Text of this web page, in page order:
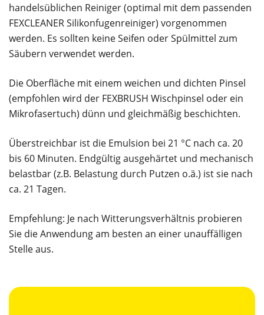
handelsüblichen Reiniger (optimal mit dem passenden
FEXCLEANER Silikonfugenreiniger) vorgenommen
werden. Es sollten keine Seifen oder Spülmittel zum
Säubern verwendet werden.
Die Oberfläche mit einem weichen und dichten Pinsel
(empfohlen wird der FEXBRUSH Wischpinsel oder ein
Mikrofasertuch) dünn und gleichmäßig beschichten.
Überstreichbar ist die Emulsion bei 21 °C nach ca. 20
bis 60 Minuten. Endgültig ausgehärtet und mechanisch
belastbar (z.B. Belastung durch Putzen o.ä.) ist sie nach
ca. 21 Tagen.
Empfehlung: Je nach Witterungsverhältnis probieren
Sie die Anwendung am besten an einer unauffälligen
Stelle aus.